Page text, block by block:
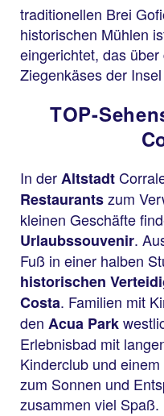
traditionellen Brei
historischen Mühlen
eingerichtet, das
Ziegenkäses der
TOP-
In derAltstadt
Restaurantszum
kleinen Geschäfte
Urlaubssouvenir.
Fuß in einer halben
historischen
Costa. Familien mit
den Acua Park
Erlebnisbad mit
Kinderclub und
zum Sonnen und
zusammen viel Spaß.